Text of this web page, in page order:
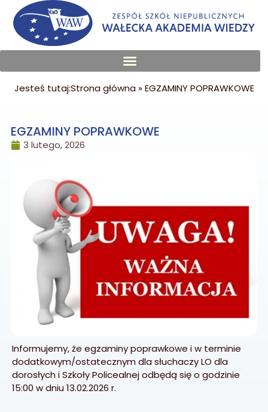
Jesteś tutaj:Strona główna»EGZAMINY POPRAWKOWE
EGZAMINY POPRAWKOWE
3 lutego, 2026
Informujemy, że egzaminy poprawkowe i w terminie
dodatkowym/ostatecznym dla słuchaczy LO dla
dorosłych i Szkoły Policealnej odbędą się o godzinie
15:00 w dniu 13.02.2026 r.